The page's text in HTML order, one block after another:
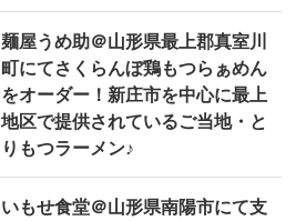
麺屋うめ助＠山形県最上郡真室川
町にてさくらんぼ鶏もつらぁめん
をオーダー！新庄市を中心に最上
地区で提供されているご当地・と
りもつラーメン♪
いもせ食堂＠山形県南陽市にて支